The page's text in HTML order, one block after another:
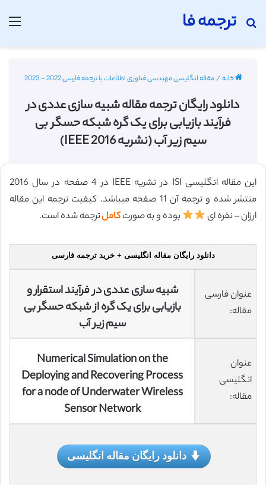
ترجمه فا
جستجو برای
خانه/مقاله انگلیسی مهندسی فناوری اطلاعات با ترجمه فارسی 2022 - 2023
دانلود رایگان ترجمه مقاله شبیه سازی عددی در
فرآیند بازیابی برای یک گره شبکه حسگر بی
سیم زیر آب (نشریه IEEE 2016)
این مقاله انگلیسی ISI در نشریه IEEE در 4 صفحه در سال 2016
منتشر شده و ترجمه آن 11 صفحه میباشد. کیفیت ترجمه این مقاله
ارزان – نقره ای
بوده و به صورتکاملترجمه شده است.
دانلود رایگان مقاله انگلیسی + خرید ترجمه فارسی
عنوان فارسی
مقاله:
شبیه سازی عددی در فرآیند استقرار و
بازیابی برای یک گره از شبکه حسگر بی
سیم زیر آب
عنوان
انگلیسی
مقاله:
Numerical Simulation on the
Deploying and Recovering Process
for a node of Underwater Wireless
Sensor Network
دانلود رایگان مقاله انگلیسی